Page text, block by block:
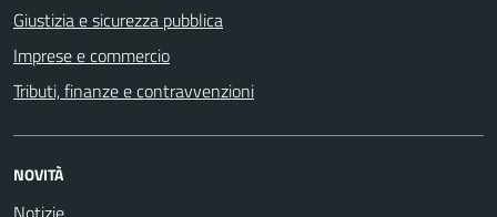
Giustizia e sicurezza pubblica
Imprese e commercio
Tributi, finanze e contravvenzioni
NOVITÀ